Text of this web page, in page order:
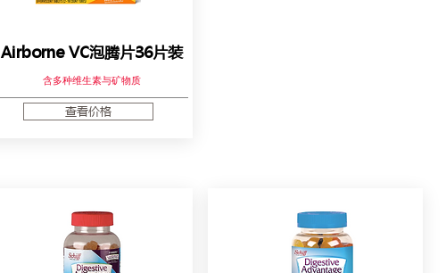
Airborne VC泡腾片36片装
含多种维生素与矿物质
查看价格